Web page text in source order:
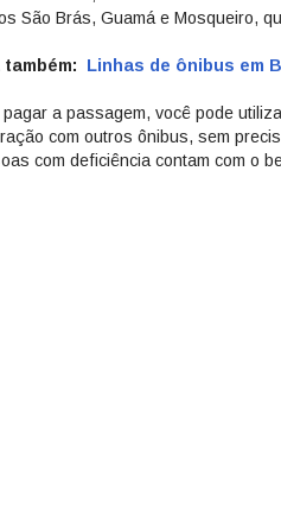
São Brás, Guamá e Mosqueiro,
também: Linhas de ônibus em
pagar a passagem, você pode
com outros ônibus, sem
com deficiência contam com o